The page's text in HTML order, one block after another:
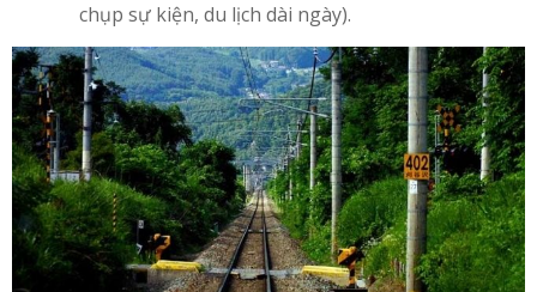
chụp sự kiện, du lịch dài ngày).